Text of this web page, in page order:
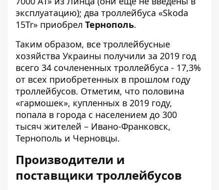
эксплуатацию); два троллейбуса «Skoda
15Tr» приобрел Тернополь.
Таким образом, все троллейбусные
хозяйства Украины получили за 2019 год
всего 34 сочлененных троллейбуса - 17,3%
от всех приобретенных в прошлом году
троллейбусов. Отметим, что половина
«гармошек», купленных в 2019 году,
попала в города с населением до 300
тысяч жителей – Ивано-Франковск,
Тернополь и Черновцы.
Производители и
поставщики троллейбусов